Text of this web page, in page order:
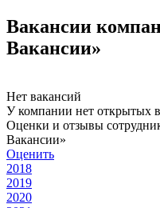
Вакансии
Вакансии»
Нет вакансий
У компании нет открытых
Оценки и отзывы
Вакансии»
Оценить
2018
2019
2020